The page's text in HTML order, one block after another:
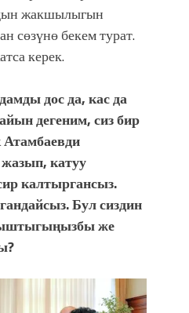
жакшылыгын
сөзүнө бекем турат.
керек.
дос да, кас да
дегеним, сиз бир
Атамбаевди
катуу
калтыргансыз.
Бул сиздин
ңызбы же